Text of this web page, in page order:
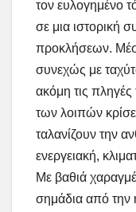
τον ευλογημένο
σε μια ιστορική
προκλήσεων.
συνεχώς με
ακόμη τις πληγές
των λοιπών
ταλανίζουν την
ενεργειακή,
Με βαθιά
σημάδια από την